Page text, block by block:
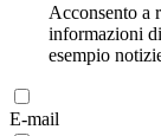
Acconsento a
informazioni
esempio
E-mail